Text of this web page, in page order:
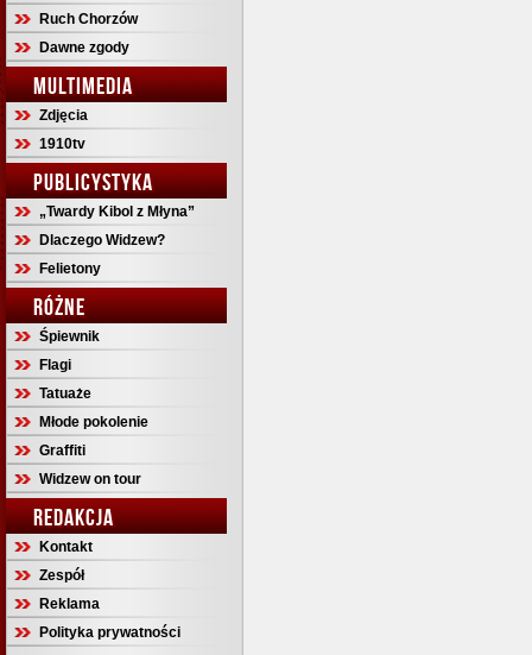
Ruch Chorzów
Dawne zgody
MULTIMEDIA
Zdjęcia
1910tv
PUBLICYSTYKA
„Twardy Kibol z Młyna”
Dlaczego Widzew?
Felietony
RÓŻNE
Śpiewnik
Flagi
Tatuaże
Młode pokolenie
Graffiti
Widzew on tour
REDAKCJA
Kontakt
Zespół
Reklama
Polityka prywatności